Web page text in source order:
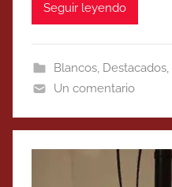
Seguir leyendo
Blancos, Destacados,
Un comentario